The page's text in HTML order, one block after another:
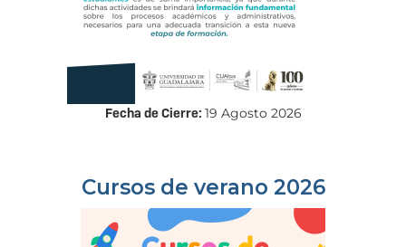
Fecha de Cierre: 19 Agosto 2026
Cursos de verano 2026